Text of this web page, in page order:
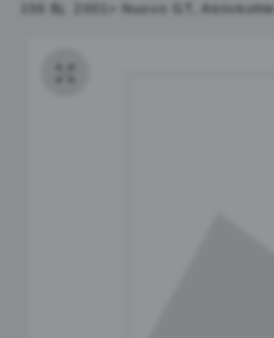
156 Bj. 2001> Nuovo GT, Aktivkohle